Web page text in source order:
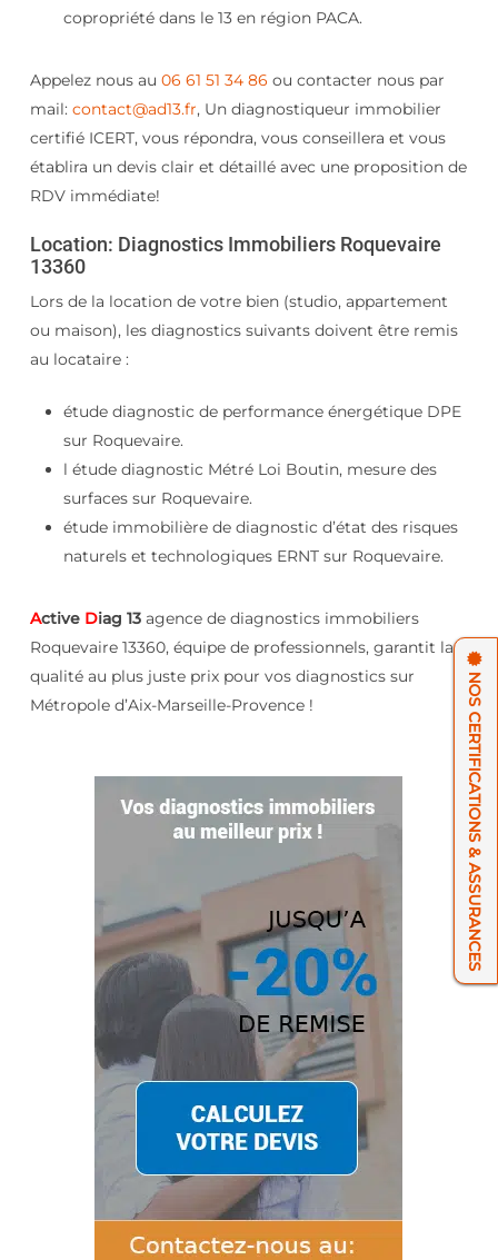
copropriété dans le 13 en région PACA.
Appelez nous au 06 61 51 34 86 ou contacter nous par
mail: contact@ad13.fr, Un diagnostiqueur immobilier
certifié ICERT, vous répondra, vous conseillera et vous
établira un devis clair et détaillé avec une proposition de
RDV immédiate!
Location: Diagnostics Immobiliers Roquevaire
13360
Lors de la location de votre bien (studio, appartement
ou maison), les diagnostics suivants doivent être remis
au locataire :
étude diagnostic de performance énergétique DPE
sur Roquevaire.
l étude diagnostic Métré Loi Boutin, mesure des
surfaces sur Roquevaire.
étude immobilière de diagnostic d’état des risques
naturels et technologiques ERNT sur Roquevaire.
Active Diag 13agence de diagnostics immobiliers
Roquevaire 13360, équipe de professionnels, garantit la
qualité au plus juste prix pour vos diagnostics sur
Métropole d’Aix-Marseille-Provence !
NOS CERTIFICATIONS & ASSURANCES